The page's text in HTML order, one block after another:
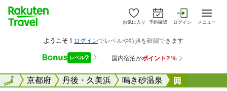
お気に入り 予約確認 ログイン メニュー
全国京都府 丹後・久美浜 鳴き砂温泉
全国